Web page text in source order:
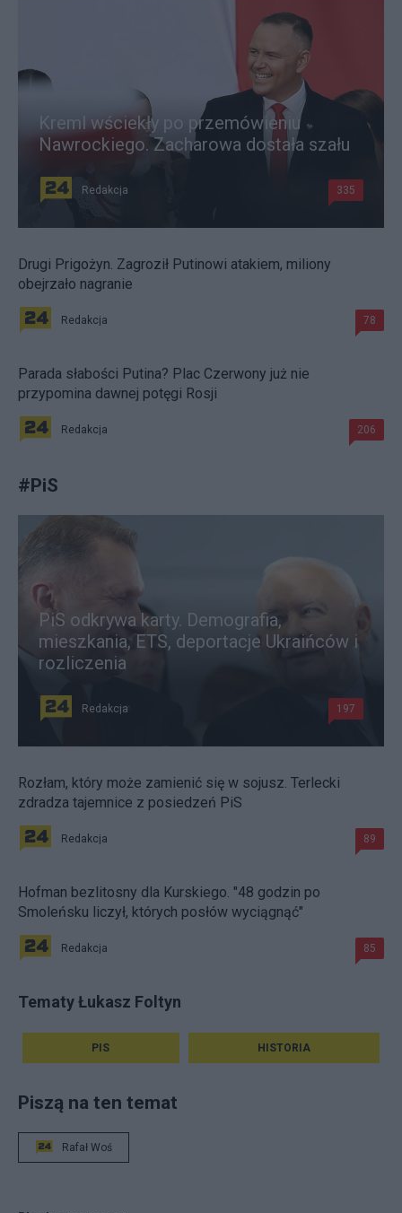
Kreml wściekły po przemówieniu
Nawrockiego. Zacharowa dostała szału
Redakcja 335
Drugi Prigożyn. Zagroził Putinowi atakiem, miliony
obejrzało nagranie
Redakcja 78
Parada słabości Putina? Plac Czerwony już nie
przypomina dawnej potęgi Rosji
Redakcja 206
#PiS
PiS odkrywa karty. Demografia,
mieszkania, ETS, deportacje Ukraińców i
rozliczenia
Redakcja 197
Rozłam, który może zamienić się w sojusz. Terlecki
zdradza tajemnice z posiedzeń PiS
Redakcja 89
Hofman bezlitosny dla Kurskiego. "48 godzin po
Smoleńsku liczył, których posłów wyciągnąć"
Redakcja 85
Tematy Łukasz Foltyn
PIS HISTORIA
Piszą na ten temat
Rafał Woś